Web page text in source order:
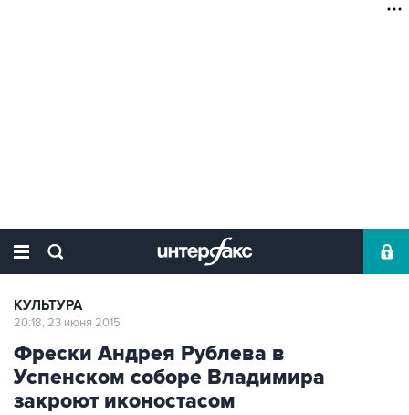
КУЛЬТУРА
20:18, 23 июня 2015
Фрески Андрея Рублева в
Успенском соборе Владимира
закроют иконостасом